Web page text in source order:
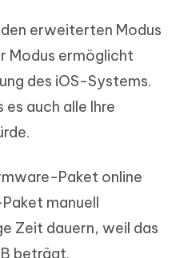
den erweiterten Modus
Modus ermöglicht
des iOS-Systems.
auch alle Ihre
Paket online
manuell
Zeit dauern, weil das
beträgt.